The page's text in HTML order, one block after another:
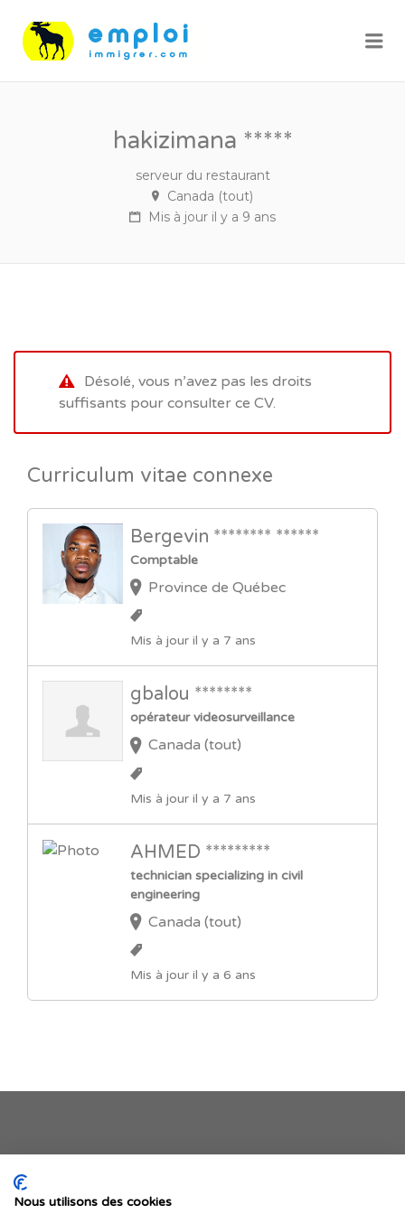
hakizimana *****
serveur du restaurant
Canada (tout)
Mis à jour il y a 9 ans
Désolé, vous n’avez pas les droits
suffisants pour consulter ce CV.
Curriculum vitae connexe
Bergevin ******** ******
Comptable
Province de Québec
Mis à jour il y a 7 ans
gbalou ********
opérateur videosurveillance
Canada (tout)
Mis à jour il y a 7 ans
AHMED *********
technician specializing in civil
engineering
Canada (tout)
Mis à jour il y a 6 ans
Je publie mon offre
Nous utilisons des cookies